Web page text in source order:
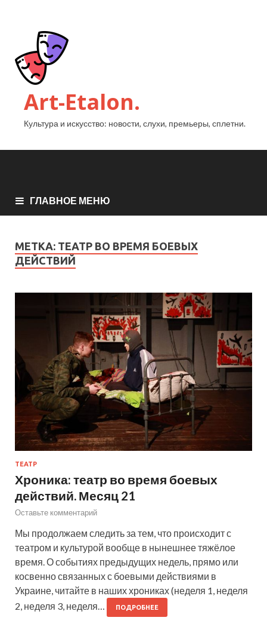
Art-Etalon.
Культура и искусство: новости, слухи, премьеры, сплетни.
ГЛАВНОЕ МЕНЮ
МЕТКА: ТЕАТР ВО ВРЕМЯ БОЕВЫХ
ДЕЙСТВИЙ
ТЕАТР
Хроника: театр во время боевых
действий. Месяц 21
Оставьте комментарий
Мы продолжаем следить за тем, что происходит с
театром и культурой вообще в нынешнее тяжёлое
время. О событиях предыдущих недель, прямо или
косвенно связанных с боевыми действиями в
Украине, читайте в наших хрониках (неделя 1, неделя
2, неделя 3, неделя…
ПОДРОБНЕЕ